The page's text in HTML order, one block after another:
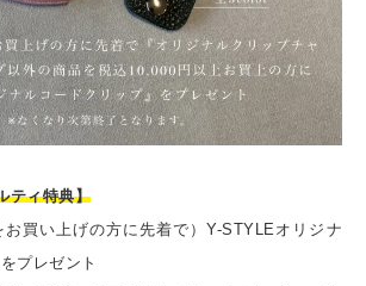
ティ特典】
買い上げの方に先着で）Y-STYLEオリジナ
プレゼント